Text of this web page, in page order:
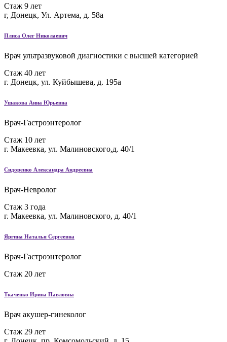
Стаж 9 лет
г, Донецк, Ул. Артема, д. 58а
Плиса Олег Николаевич
Врач ультразвуковой диагностики с высшей категорией
Стаж 40 лет
г. Донецк, ул. Куйбышева, д. 195а
Ушакова Анна Юрьевна
Врач-Гастроэнтеролог
Стаж 10 лет
г. Макеевка, ул. Малиновского,д. 40/1
Сидоренко Александра Андреевна
Врач-Невролог
Стаж 3 года
г. Макеевка, ул. Малиновского, д. 40/1
Яргина Наталья Сергеевна
Врач-Гастроэнтеролог
Стаж 20 лет
Ткаченко Ирина Павловна
Врач акушер-гинеколог
Стаж 29 лет